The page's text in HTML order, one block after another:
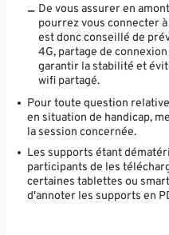
De vous assurer en
pourrez vous connecter
est donc conseillé de
4G, partage de
garantir la stabilité et
wifi partagé.
Pour toute question
en situation de handicap,
la session concernée.
Les supports étant
participants de les
certaines tablettes ou
d'annoter les supports en